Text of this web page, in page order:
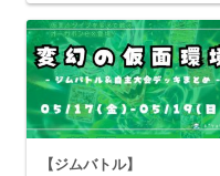
【ジムバトル】